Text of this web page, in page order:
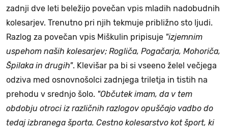
zadnji dve leti beležijo povečan vpis mladih nadobudnih
kolesarjev. Trenutno pri njih tekmuje približno sto ljudi.
Razlog za povečan vpis Miškulin pripisuje "izjemnim
uspehom naših kolesarjev; Rogliča, Pogačarja, Mohoriča,
Špilaka in drugih". Klevišar pa bi si vseeno želel večjega
odziva med osnovnošolci zadnjega triletja in tistih na
prehodu v srednjo šolo. "Občutek imam, da v tem
obdobju otroci iz različnih razlogov opuščajo vadbo do
tedaj izbranega športa. Cestno kolesarstvo kot šport, ki